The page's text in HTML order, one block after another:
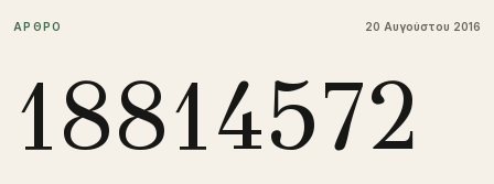
ΑΡΘΡΟ 20 Αυγούστου 2016
18814572